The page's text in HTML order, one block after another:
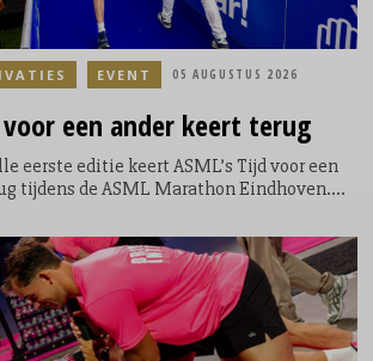
een ander keert terug
eerste editie keert ASML’s Tijd voor een
tijdens de ASML Marathon Eindhoven.
lopen door het Philips Stadion. Een
krachtige toevoeging aan hun race; niet
voor een ander. Door de extra ronde te
lopers geld ophalen en direct bijdragen
Voor elke loper die door het Philips
ASML €5.
EVENT 05 AUGUSTUS 2026